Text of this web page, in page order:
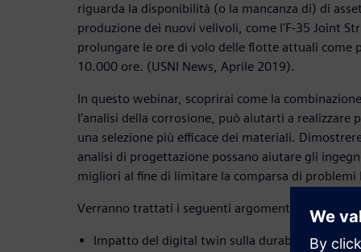
riguarda la disponibilità (o la mancanza di) di
produzione dei nuovi velivoli, come l'F-35 Joint
prolungare le ore di volo delle flotte attuali come
10.000 ore. (USNI News, Aprile 2019).
In questo webinar, scoprirai come la
l’analisi della corrosione, può aiutarti a
una selezione più efficace dei materiali.
analisi di progettazione possano aiutare gli
migliori al fine di limitare la comparsa di problemi
Verranno trattati i seguenti argomenti:
Impatto del digital twin sulla durabilità dei